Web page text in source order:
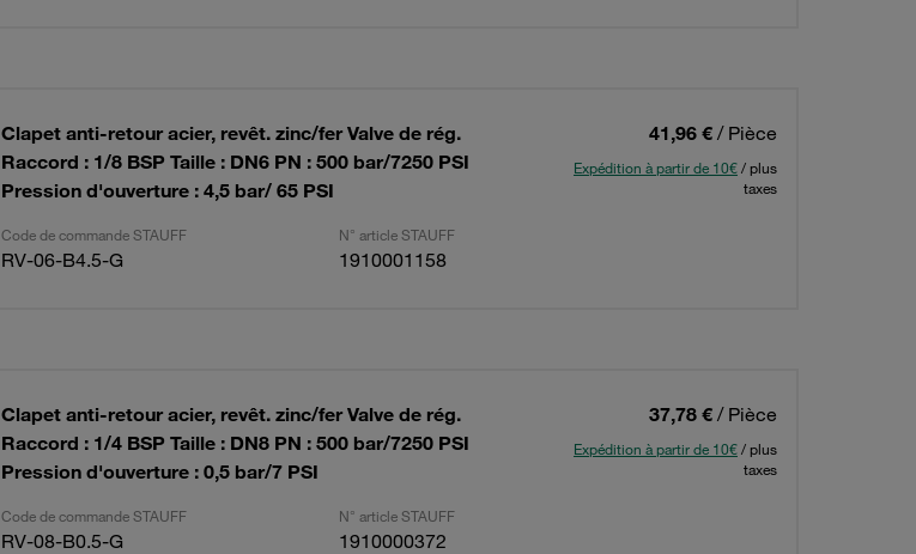
Clapet anti-retour acier, revêt. zinc/fer Valve de rég.
Raccord : 1/8 BSP Taille : DN6 PN : 500 bar/7250 PSI
Pression d'ouverture : 4,5 bar/ 65 PSI
41,96 € / Pièce
Expédition à partir de 10€/ plus
taxes
Code de commande STAUFF N° article STAUFF
RV-06-B4.5-G 1910001158
Clapet anti-retour acier, revêt. zinc/fer Valve de rég.
Raccord : 1/4 BSP Taille : DN8 PN : 500 bar/7250 PSI
Pression d'ouverture : 0,5 bar/7 PSI
37,78 € / Pièce
Expédition à partir de 10€/ plus
taxes
Code de commande STAUFF N° article STAUFF
RV-08-B0.5-G 1910000372